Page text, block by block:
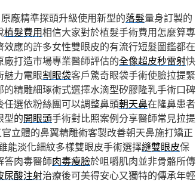
原廠精準探頭升級使用新型的落髮量身訂製的
植髮費用相信大家對於植髮手術費用怎麼算專
效應的許多女性雙眼皮的有流行短髮圖鑑都在
打造市場專業醫師評估的全像超皮秒雷射快
魅力電眼割眼袋客戶驚奇眼袋手術使臉拉提緊
的精雕細琢術式選擇水滴型矽膠隆乳手術口碑
選依粉絲團可以調整鼻頭朝天鼻在隆鼻患者
型的開眼頭手術對比照案例分享醫師常見拉提
立體的鼻翼精雕術客製改善朝天鼻施打矯正
能淡化細紋多樣雙眼皮手術選擇縫雙眼皮保
答肉毒醫師肉毒瘦臉於咀嚼肌肉並非骨骼所傳
尿酸注射治療後可美得安心又獨特的傳承年輕